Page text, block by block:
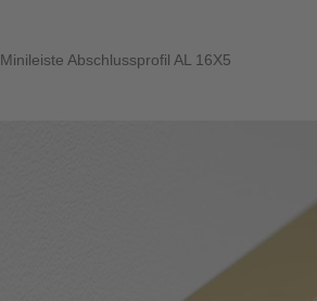
Minileiste Abschlussprofil AL 16X5